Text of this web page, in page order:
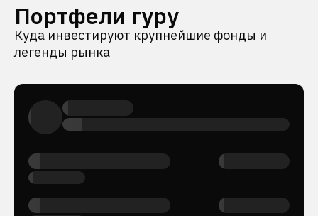
Портфели гуру
Куда инвестируют крупнейшие фонды и
легенды рынка